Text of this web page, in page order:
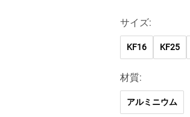
サイズ:
KF16 KF25
材質:
アルミニウム